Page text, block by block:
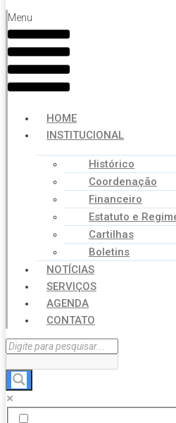
Menu
HOME
INSTITUCIONAL
Histórico
Coordenação
Financeiro
Estatuto e
Cartilhas
Boletins
NOTÍCIAS
SERVIÇOS
AGENDA
CONTATO